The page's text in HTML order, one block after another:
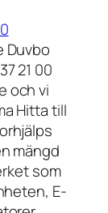
Duvbo
21 00
och vi
Hitta till
mängd
som
E-